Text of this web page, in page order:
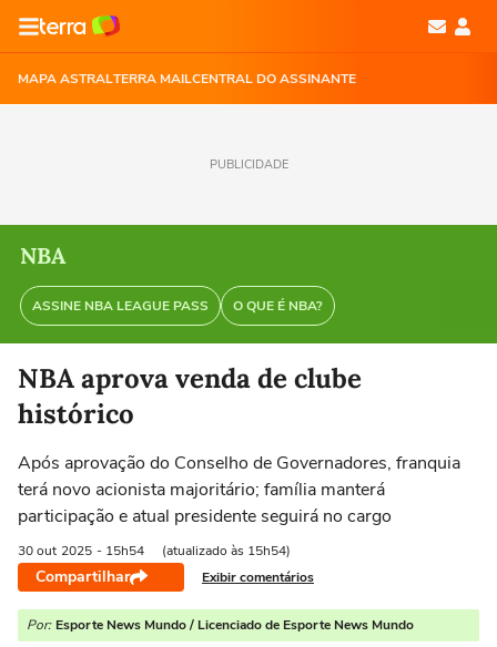
MAPA ASTRALTERRA MAILCENTRAL DO ASSINANTE
PUBLICIDADE
NBA
ASSINE NBA LEAGUE PASS O QUE É NBA?
NBA aprova venda de clube
histórico
Após aprovação do Conselho de Governadores, franquia
terá novo acionista majoritário; família manterá
participação e atual presidente seguirá no cargo
30 out 2025 - 15h54 (atualizado às 15h54)
Compartilhar Exibir comentários
Por: Esporte News Mundo / Licenciado de Esporte News Mundo